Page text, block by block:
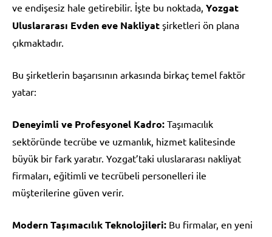
ve endişesiz hale getirebilir. İşte bu noktada, Yozgat
Uluslararası Evden eve Nakliyat şirketleri ön plana
çıkmaktadır.
Bu şirketlerin başarısının arkasında birkaç temel faktör
yatar:
Deneyimli ve Profesyonel Kadro: Taşımacılık
sektöründe tecrübe ve uzmanlık, hizmet kalitesinde
büyük bir fark yaratır. Yozgat’taki uluslararası nakliyat
firmaları, eğitimli ve tecrübeli personelleri ile
müşterilerine güven verir.
Modern Taşımacılık Teknolojileri: Bu firmalar, en yeni